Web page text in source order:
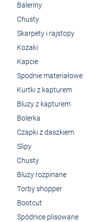
Baleriny
Chusty
Skarpety i rajstopy
Kozaki
Kapcie
Spodnie materiałowe
Kurtki z kapturem
Bluzy z kapturem
Bolerka
Czapki z daszkiem
Slipy
Chusty
Bluzy rozpinane
Torby shopper
Bootcut
Spódnice plisowane